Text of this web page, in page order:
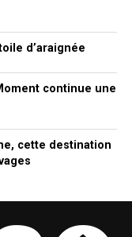
d’araignée
continue une
cette destination